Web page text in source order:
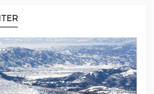
完整條步行徑約需1小時10分鐘，而
攝最後用了約
16:51在終點坐巴士回到五色沼入口
然後再轉乘17:00的巴士（¥770單
猪苗代火車站。
梯的冰山一角，周邊還有大大小小的